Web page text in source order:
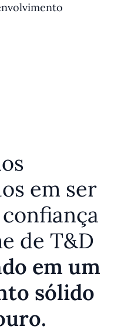
em ser
de T&D
em um
sólido